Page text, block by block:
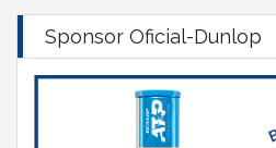
Sponsor Oficial-Dunlop